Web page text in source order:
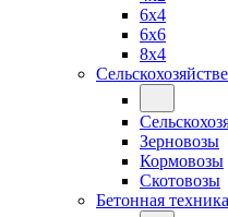
6x4
6x6
8x4
Зерновозы
Кормовозы
Скотовозы
Бетонная техника